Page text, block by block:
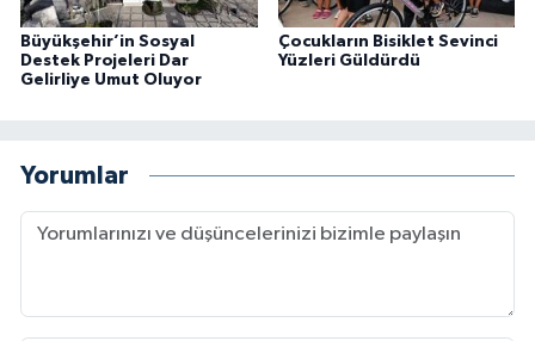
Büyükşehir’in Sosyal
Destek Projeleri Dar
Gelirliye Umut Oluyor
Çocukların Bisiklet Sevinci
Yüzleri Güldürdü
Yorumlar